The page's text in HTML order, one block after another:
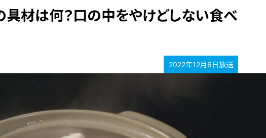
材は何？口の中をやけどしない食べ
2022年12月6日放送